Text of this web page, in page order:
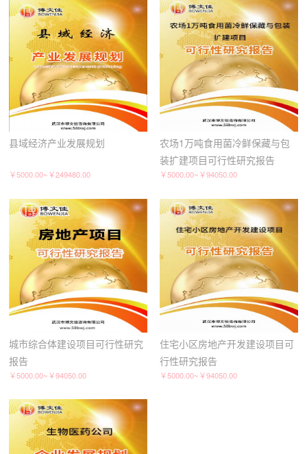
县域经济产业发展规划
￥5000.00~￥249480.00
农场1万吨食用菌冷鲜保藏与包
装扩建项目可行性研究报告
￥5000.00~￥94050.00
城市综合体建设项目可行性研究
报告
￥5000.00~￥94050.00
住宅小区房地产开发建设项目可
行性研究报告
￥5000.00~￥94050.00